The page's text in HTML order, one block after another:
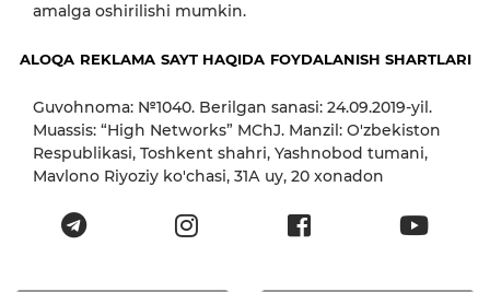
amalga oshirilishi mumkin.
ALOQA REKLAMA SAYT HAQIDA FOYDALANISH SHARTLARI
Guvohnoma: №1040. Berilgan sanasi: 24.09.2019-yil.
Muassis: “High Networks” MChJ. Manzil: O'zbekiston
Respublikasi, Toshkent shahri, Yashnobod tumani,
Mavlono Riyoziy ko'chasi, 31А uy, 20 xonadon